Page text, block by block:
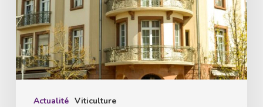
Actualité Viticulture
présentation
du
millésime
2025